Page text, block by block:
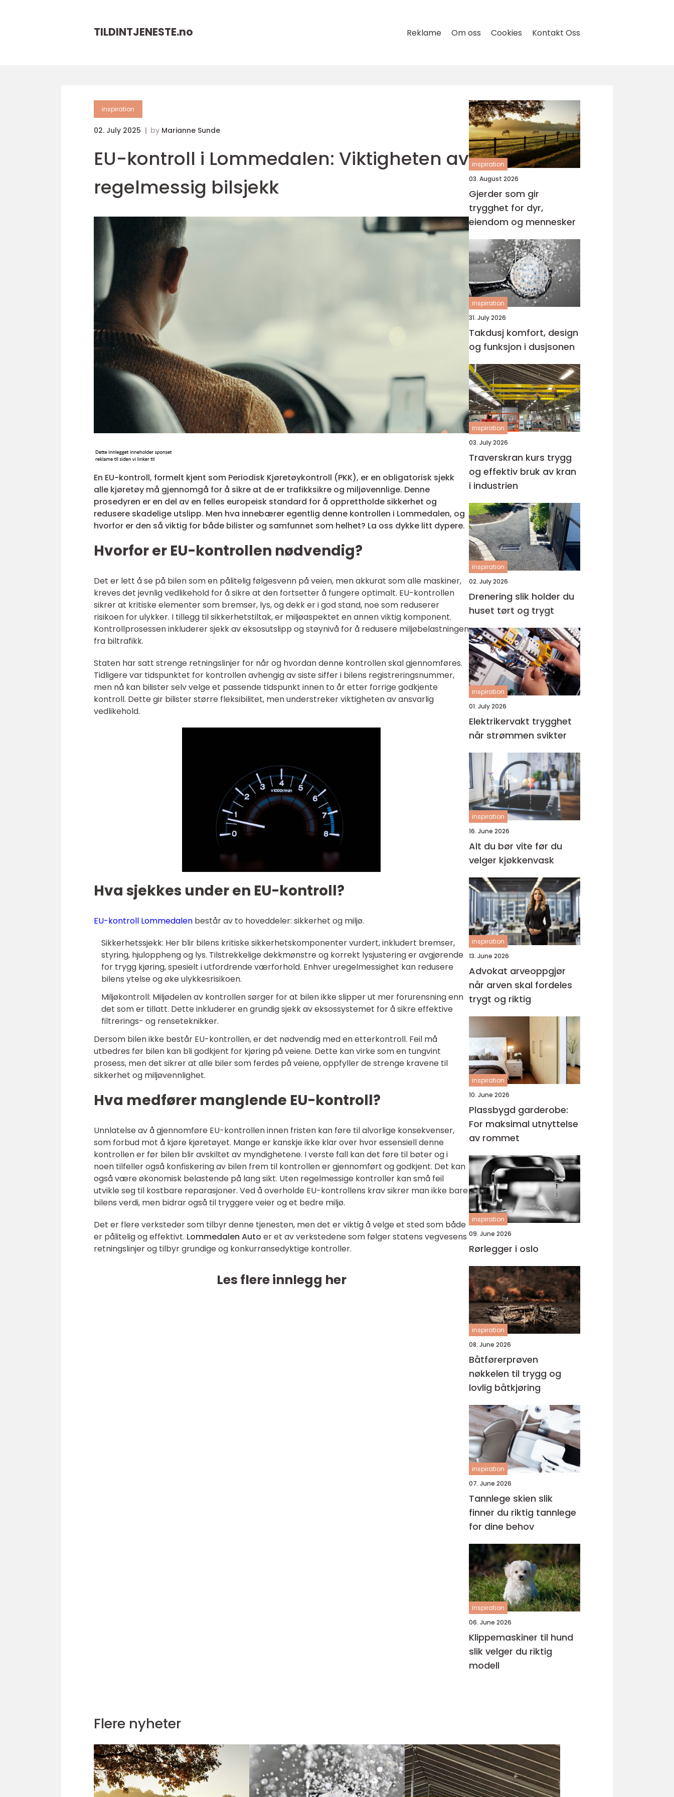
TILDINTJENESTE.no Reklame Om oss Cookies Kontakt Oss
inspiration
02. July 2025 by Marianne Sunde
EU-kontroll i Lommedalen: Viktigheten av
regelmessig bilsjekk
En EU-kontroll, formelt kjent som Periodisk Kjøretøykontroll (PKK), er en obligatorisk sjekk
alle kjøretøy må gjennomgå for å sikre at de er trafikksikre og miljøvennlige. Denne
prosedyren er en del av en felles europeisk standard for å opprettholde sikkerhet og
redusere skadelige utslipp. Men hva innebærer egentlig denne kontrollen i Lommedalen, og
hvorfor er den så viktig for både bilister og samfunnet som helhet? La oss dykke litt dypere.
Hvorfor er EU-kontrollen nødvendig?
Det er lett å se på bilen som en pålitelig følgesvenn på veien, men akkurat som alle maskiner,
kreves det jevnlig vedlikehold for å sikre at den fortsetter å fungere optimalt. EU-kontrollen
sikrer at kritiske elementer som bremser, lys, og dekk er i god stand, noe som reduserer
risikoen for ulykker. I tillegg til sikkerhetstiltak, er miljøaspektet en annen viktig komponent.
Kontrollprosessen inkluderer sjekk av eksosutslipp og støynivå for å redusere miljøbelastningen
fra biltrafikk.
Staten har satt strenge retningslinjer for når og hvordan denne kontrollen skal gjennomføres.
Tidligere var tidspunktet for kontrollen avhengig av siste siffer i bilens registreringsnummer,
men nå kan bilister selv velge et passende tidspunkt innen to år etter forrige godkjente
kontroll. Dette gir bilister større fleksibilitet, men understreker viktigheten av ansvarlig
vedlikehold.
Hva sjekkes under en EU-kontroll?
EU-kontroll Lommedalen består av to hoveddeler: sikkerhet og miljø.
Sikkerhetssjekk: Her blir bilens kritiske sikkerhetskomponenter vurdert, inkludert bremser,
styring, hjuloppheng og lys. Tilstrekkelige dekkmønstre og korrekt lysjustering er avgjørende
for trygg kjøring, spesielt i utfordrende værforhold. Enhver uregelmessighet kan redusere
bilens ytelse og øke ulykkesrisikoen.
Miljøkontroll: Miljødelen av kontrollen sørger for at bilen ikke slipper ut mer forurensning enn
det som er tillatt. Dette inkluderer en grundig sjekk av eksossystemet for å sikre effektive
filtrerings- og renseteknikker.
Dersom bilen ikke består EU-kontrollen, er det nødvendig med en etterkontroll. Feil må
utbedres før bilen kan bli godkjent for kjøring på veiene. Dette kan virke som en tungvint
prosess, men det sikrer at alle biler som ferdes på veiene, oppfyller de strenge kravene til
sikkerhet og miljøvennlighet.
Hva medfører manglende EU-kontroll?
Unnlatelse av å gjennomføre EU-kontrollen innen fristen kan føre til alvorlige konsekvenser,
som forbud mot å kjøre kjøretøyet. Mange er kanskje ikke klar over hvor essensiell denne
kontrollen er før bilen blir avskiltet av myndighetene. I verste fall kan det føre til bøter og i
noen tilfeller også konfiskering av bilen frem til kontrollen er gjennomført og godkjent. Det kan
også være økonomisk belastende på lang sikt. Uten regelmessige kontroller kan små feil
utvikle seg til kostbare reparasjoner. Ved å overholde EU-kontrollens krav sikrer man ikke bare
bilens verdi, men bidrar også til tryggere veier og et bedre miljø.
Det er flere verksteder som tilbyr denne tjenesten, men det er viktig å velge et sted som både
er pålitelig og effektivt. Lommedalen Auto er et av verkstedene som følger statens vegvesens
retningslinjer og tilbyr grundige og konkurransedyktige kontroller.
Les flere innlegg her
inspiration
03. August 2026
Gjerder som gir
trygghet for dyr,
eiendom og mennesker
inspiration
31. July 2026
Takdusj komfort, design
og funksjon i dusjsonen
inspiration
03. July 2026
Traverskran kurs trygg
og effektiv bruk av kran
i industrien
inspiration
02. July 2026
Drenering slik holder du
huset tørt og trygt
inspiration
01. July 2026
Elektrikervakt trygghet
når strømmen svikter
inspiration
16. June 2026
Alt du bør vite før du
velger kjøkkenvask
inspiration
13. June 2026
Advokat arveoppgjør
når arven skal fordeles
trygt og riktig
inspiration
10. June 2026
Plassbygd garderobe:
For maksimal utnyttelse
av rommet
inspiration
09. June 2026
Rørlegger i oslo
inspiration
08. June 2026
Båtførerprøven
nøkkelen til trygg og
lovlig båtkjøring
inspiration
07. June 2026
Tannlege skien slik
finner du riktig tannlege
for dine behov
inspiration
06. June 2026
Klippemaskiner til hund
slik velger du riktig
modell
Flere nyheter